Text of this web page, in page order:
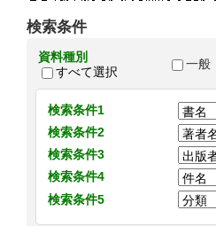
検索条件
資料種別
すべて選択
一般
検索条件1
検索条件2
検索条件3
検索条件4
検索条件5